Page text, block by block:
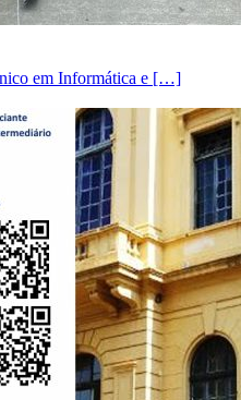
em Informática e […]